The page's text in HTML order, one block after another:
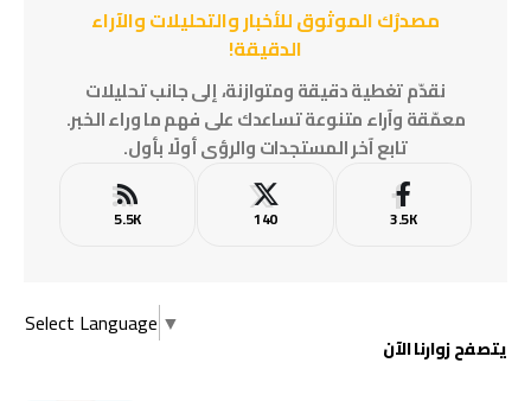
مصدرُك الموثوق للأخبار والتحليلات والآراء
الدقيقة!
نقدّم تغطية دقيقة ومتوازنة، إلى جانب تحليلات
معمّقة وآراء متنوعة تساعدك على فهم ما وراء الخبر.
تابع آخر المستجدات والرؤى أولًا بأول.
3.5K
140
5.5K
Select Language ▼
يتصفح زوارنا الآن